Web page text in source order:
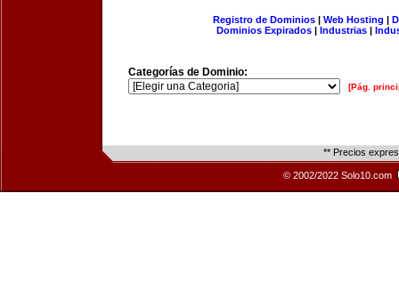
Registro de Dominios| Web Hosting |
Dominios Expirados | Industrias |
Categorías de Dominio:
[Pág.
** Precios
© 2002/2022 Solo10.com